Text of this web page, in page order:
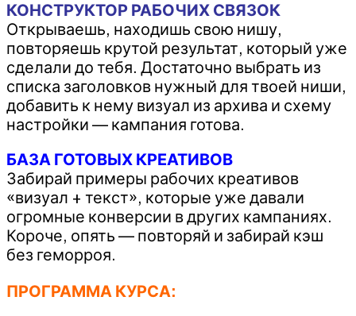
КОНСТРУКТОР РАБОЧИХ СВЯЗОК
Открываешь, находишь свою нишу,
повторяешь крутой результат, который уже
сделали до тебя. Достаточно выбрать из
списка заголовков нужный для твоей ниши,
добавить к нему визуал из архива и схему
настройки — кампания готова.​
БАЗА ГОТОВЫХ КРЕАТИВОВ
Забирай примеры рабочих креативов
«визуал + текст», которые уже давали
огромные конверсии в других кампаниях.
Короче, опять — повторяй и забирай кэш
без геморроя.
ПРОГРАММА КУРСА: